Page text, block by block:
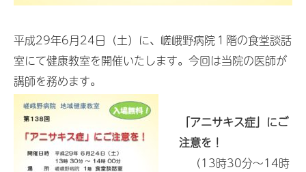
平成29年6月24日（土）に、嵯峨野病院１階の食堂談話
室にて健康教室を開催いたします。今回は当院の医師が
講師を務めます。
「アニサキス症」にご
注意を！
（13時30分～14時